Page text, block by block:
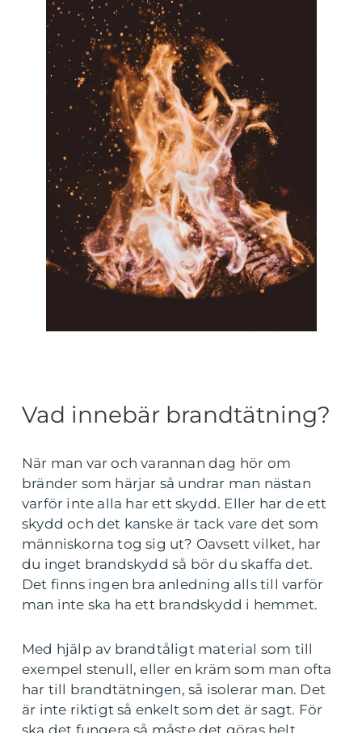
Vad innebär brandtätning?
När man var och varannan dag hör om
bränder som härjar så undrar man nästan
varför inte alla har ett skydd. Eller har de ett
skydd och det kanske är tack vare det som
människorna tog sig ut? Oavsett vilket, har
du inget brandskydd så bör du skaffa det.
Det finns ingen bra anledning alls till varför
man inte ska ha ett brandskydd i hemmet.
Med hjälp av brandtåligt material som till
exempel stenull, eller en kräm som man ofta
har till brandtätningen, så isolerar man. Det
är inte riktigt så enkelt som det är sagt. För
ska det fungera så måste det göras helt